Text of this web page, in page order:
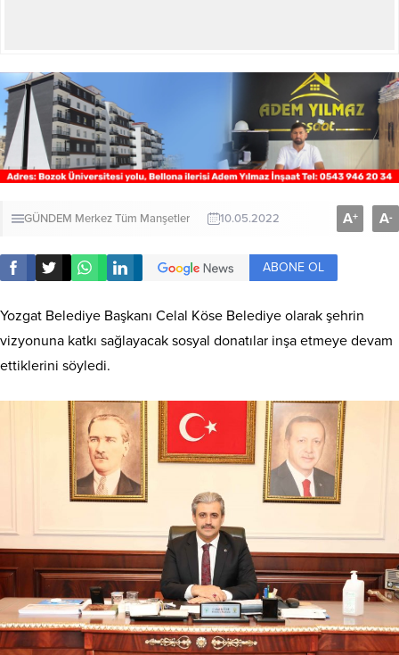
GÜNDEM MerkezTüm Manşetler 10.05.2022 A+ A-
ABONE OL
Yozgat Belediye Başkanı Celal Köse Belediye olarak şehrin
vizyonuna katkı sağlayacak sosyal donatılar inşa etmeye devam
ettiklerini söyledi.